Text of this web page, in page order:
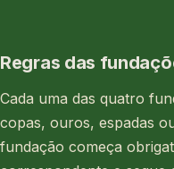
Regras das
Cada uma das quatro
copas, ouros, espadas
fundação começa